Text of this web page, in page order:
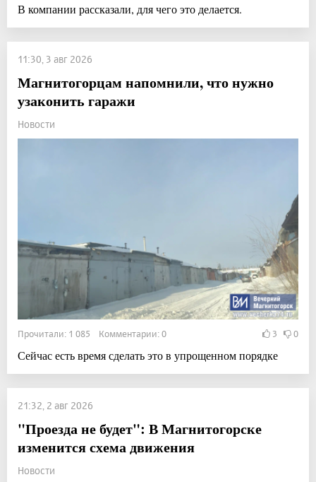
В компании рассказали, для чего это делается.
11:30, 3 авг 2026
Магнитогорцам напомнили, что нужно
узаконить гаражи
Новости
Прочитали: 1 085 Комментарии: 0 3 0
Сейчас есть время сделать это в упрощенном порядке
21:32, 2 авг 2026
"Проезда не будет": В Магнитогорске
изменится схема движения
Новости